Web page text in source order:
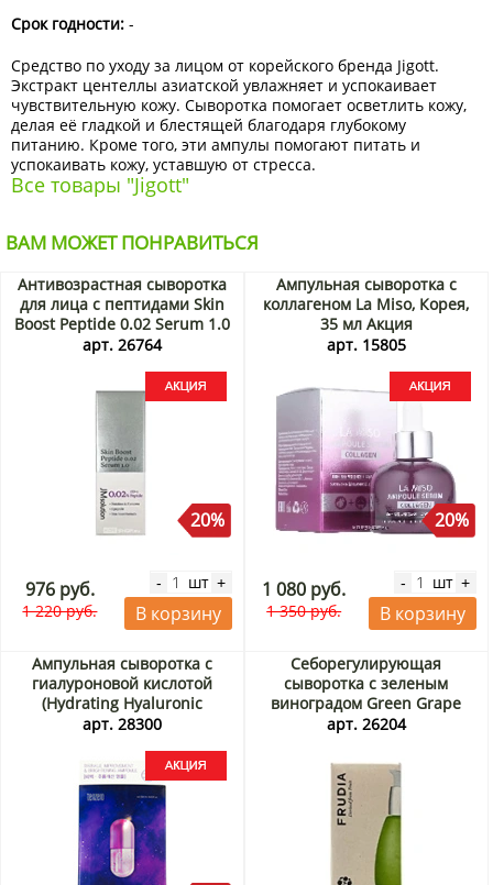
Срок годности: -
Средство по уходу за лицом от корейского бренда Jigott.
Экстракт центеллы азиатской увлажняет и успокаивает
чувствительную кожу. Сыворотка помогает осветлить кожу,
делая её гладкой и блестящей благодаря глубокому
питанию. Кроме того, эти ампулы помогают питать и
успокаивать кожу, уставшую от стресса.
Все товары "Jigott"
ВАМ МОЖЕТ ПОНРАВИТЬСЯ
Антивозрастная сыворотка
для лица с пептидами Skin
Boost Peptide 0.02 Serum 1.0
JMSolution, Корея, 30 мл
арт. 26764
20%
976 руб.
1 220 руб.
- шт +
В корзину
Ампульная сыворотка с
коллагеном La Miso, Корея,
35 мл Акция
арт. 15805
20%
1 080 руб.
1 350 руб.
- шт +
В корзину
Ампульная сыворотка с
гиалуроновой кислотой
(Hydrating Hyaluronic
Ampoule) Tenzero, Корея,
арт. 28300
Себорегулирующая
сыворотка с зеленым
виноградом Green Grape
Pore Control Serum Frudia,
арт. 26204